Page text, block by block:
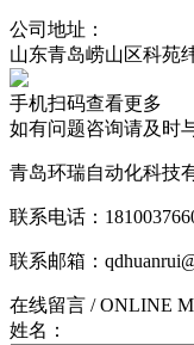
公司地址：
山东青岛崂山区科苑
手机扫码查看更多
如有问题咨询请及时
青岛环瑞自动化科技
联系电话：
联系邮箱：
在线留言 / ONLINE
姓名：